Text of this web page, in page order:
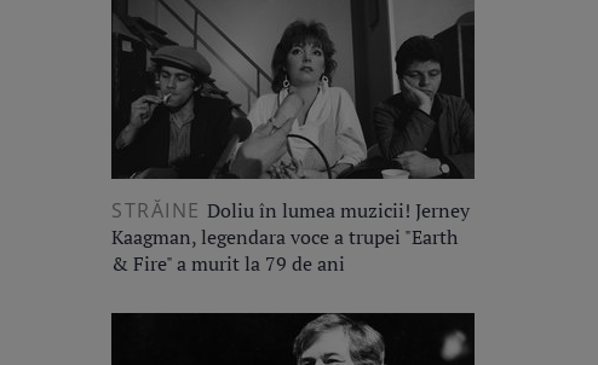
STRĂINE Doliu în lumea muzicii! Jerney
Kaagman, legendara voce a trupei "Earth
& Fire" a murit la 79 de ani